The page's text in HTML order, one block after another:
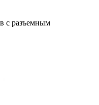
с разъемным